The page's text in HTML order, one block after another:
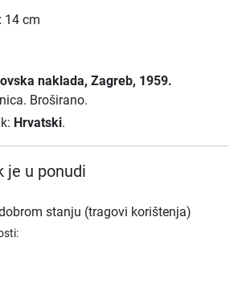
14 cm
naklada, Zagreb, 1959.
Broširano.
Hrvatski.
je u ponudi
stanju (tragovi korištenja)